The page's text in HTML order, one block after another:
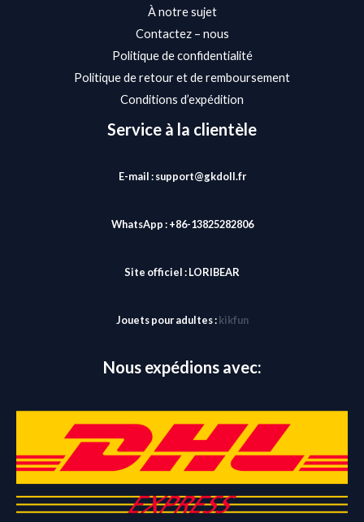
À notre sujet
Contactez – nous
Politique de confidentialité
Politique de retour et de remboursement
Conditions d’expédition
Service à la clientèle
E-mail : support@gkdoll.fr
WhatsApp : +86-13825282806
Site officiel :LORIBEAR
Jouets pour adultes : kikfun
Nous expédions avec: